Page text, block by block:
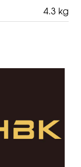
4.3 kg